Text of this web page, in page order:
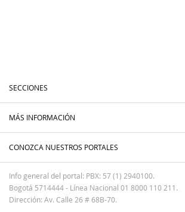
SECCIONES
MÁS INFORMACIÓN
CONOZCA NUESTROS PORTALES
Info general del portal: PBX: 57 (1) 2940100.
Bogotá 5714444 - Línea Nacional 01 8000 110 211.
Dirección: Av. Calle 26 # 68B-70.